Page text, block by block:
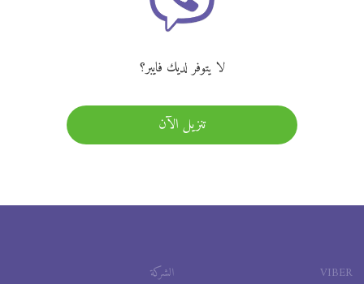
لا يتوفر لديك فايبر؟
تنزيل الآن
VIBER الشركة